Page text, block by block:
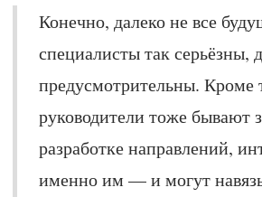
Конечно, далеко не все
специалисты так серьёзны,
предусмотрительны. Кроме
руководители тоже бывают
разработке направлений,
именно им — и могут